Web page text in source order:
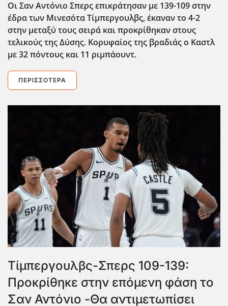
Οι Σαν Αντόνιο Σπερς επικράτησαν με 139-109 στην
έδρα των Μινεσότα Τίμπεργουλβς, έκαναν το 4-2
στην μεταξύ τους σειρά και προκρίθηκαν στους
τελικούς της Δύσης. Κορυφαίος της βραδιάς ο Καστλ
με 32 πόντους και 11 ριμπάουντ.
ΠΕΡΙΣΣΌΤΕΡΑ
Τίμπεργουλβς-Σπερς 109-139:
Προκρίθηκε στην επόμενη φάση το
Σαν Αντόνιο -Θα αντιμετωπίσει